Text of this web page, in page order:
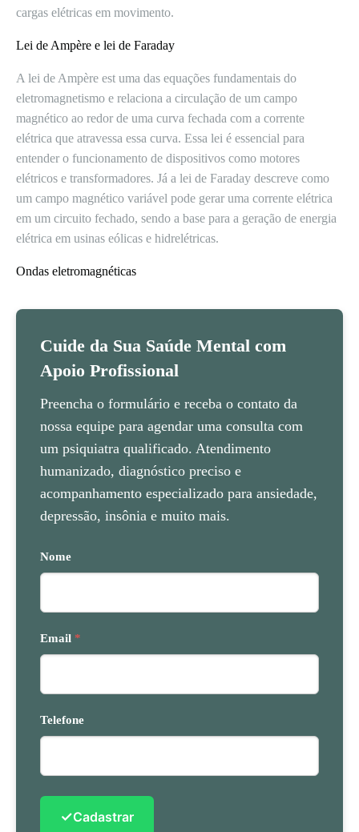
cargas elétricas em movimento.
Lei de Ampère e lei de Faraday
A lei de Ampère est uma das equações fundamentais do
eletromagnetismo e relaciona a circulação de um campo
magnético ao redor de uma curva fechada com a corrente
elétrica que atravessa essa curva. Essa lei é essencial para
entender o funcionamento de dispositivos como motores
elétricos e transformadores. Já a lei de Faraday descreve como
um campo magnético variável pode gerar uma corrente elétrica
em um circuito fechado, sendo a base para a geração de energia
elétrica em usinas eólicas e hidrelétricas.
Ondas eletromagnéticas
Cuide da Sua Saúde Mental com
Apoio Profissional
Preencha o formulário e receba o contato da
nossa equipe para agendar uma consulta com
um psiquiatra qualificado. Atendimento
humanizado, diagnóstico preciso e
acompanhamento especializado para ansiedade,
depressão, insônia e muito mais.
Nome
Email *
Telefone
✓Cadastrar